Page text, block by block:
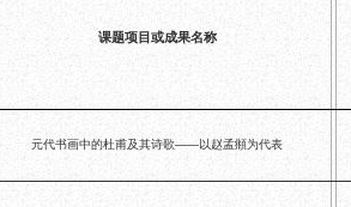
数字文创
草堂艺术中心
文创咨询
诗史堂
工部祠
少陵草堂碑亭
茅屋景区
课题项目或成果名称
元代书画中的杜甫及其诗歌——以赵孟頫为代表